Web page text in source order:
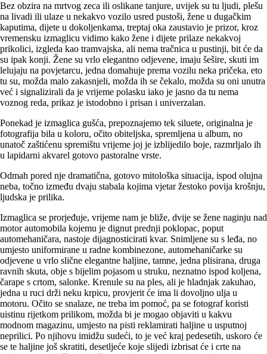
Bez obzira na mrtvog zeca ili oslikane tanjure, uvijek su tu ljudi, plešu
na livadi ili ulaze u nekakvo vozilo usred pustoši, žene u dugačkim
kaputima, dijete u dokoljenkama, treptaj oka zaustavio je prizor, kroz
vremensku izmaglicu vidimo kako žene i dijete prilaze nekakvoj
prikolici, izgleda kao tramvajska, ali nema tračnica u pustinji, bit će da
su ipak konji. Žene su vrlo elegantno odjevene, imaju šešire, skuti im
lelujaju na povjetarcu, jedna domahuje prema vozilu neka pričeka, eto
tu su, možda malo zakasnjeli, možda ih se čekalo, možda su oni unutra
već i signalizirali da je vrijeme polasku iako je jasno da tu nema
voznog reda, prikaz je istodobno i prisan i univerzalan.
Ponekad je izmaglica gušća, prepoznajemo tek siluete, originalna je
fotografija bila u koloru, očito obiteljska, spremljena u album, no
unatoč zaštićenu spremištu vrijeme joj je izblijedilo boje, razmrljalo ih
u lapidarni akvarel gotovo pastoralne vrste.
Odmah pored nje dramatična, gotovo mitološka situacija, ispod olujna
neba, točno između dvaju stabala kojima vjetar žestoko povija krošnju,
ljudska je prilika.
Izmaglica se prorjeđuje, vrijeme nam je bliže, dvije se žene naginju nad
motor automobila kojemu je dignut prednji poklopac, poput
automehaničara, nastoje dijagnosticirati kvar. Snimljene su s leđa, no
umjesto uniformirane u radne kombinezone, automehaničarke su
odjevene u vrlo slične elegantne haljine, tamne, jedna plisirana, druga
ravnih skuta, obje s bijelim pojasom u struku, neznatno ispod koljena,
čarape s crtom, salonke. Krenule su na ples, ali je hladnjak zakuhao,
jedna u ruci drži neku krpicu, provjerit će ima li dovoljno ulja u
motoru. Očito se snalaze, ne treba im pomoć, pa se fotograf koristi
uistinu rijetkom prilikom, možda bi je mogao objaviti u kakvu
modnom magazinu, umjesto na pisti reklamirati haljine u usputnoj
neprilici. Po njihovu imidžu sudeći, to je već kraj pedesetih, uskoro će
se te haljine još skratiti, desetljeće koje slijedi izbrisat će i crte na